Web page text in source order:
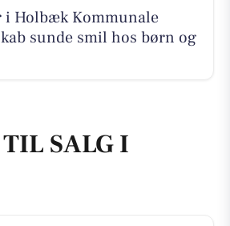
i Holbæk Kommunale
sunde smil hos børn og
SALG I